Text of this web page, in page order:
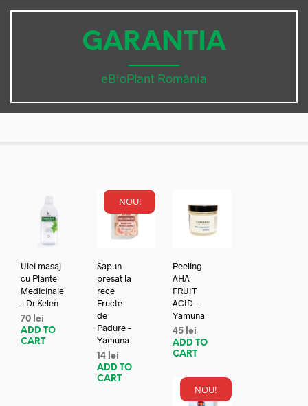
GARANTIA
eBioPlant România
Ulei masaj
cu Plante
Medicinale
– Dr.Kelen
70 lei
ADD TO
CART
NOU!
Sapun
presat la
rece
Fructe
de
Padure –
Yamuna
14 lei
ADD TO
CART
Peeling
AHA
FRUIT
ACID –
Yamuna
45 lei
ADD TO
CART
NOU!